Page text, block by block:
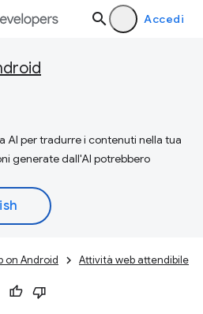
Accedi
AI per tradurre i contenuti nella tua
generate dall'AI potrebbero
on Android Attività web attendibile